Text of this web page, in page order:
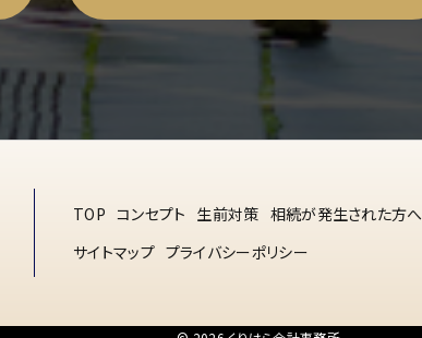
TOP コンセプト 生前対策 相続が発生された方へ
サイトマップ プライバシーポリシー